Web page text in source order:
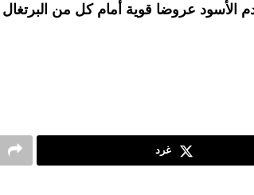
الأسود عروضا قوية أمام كل من البرتغال
غرد